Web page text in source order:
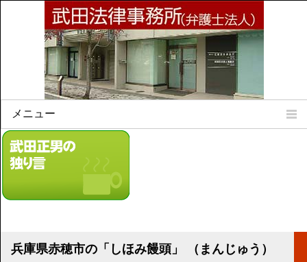
メニュー
Home
所属弁護士
法律相談案内
リンク集
兵庫県赤穂市の「しほみ饅頭」 （まんじゅう）